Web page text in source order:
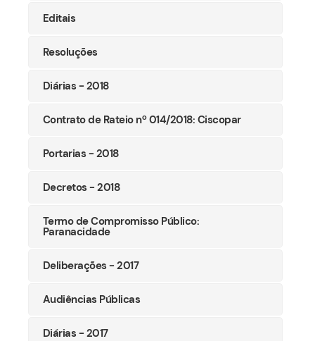
Editais
Resoluções
Diárias - 2018
Contrato de Rateio nº 014/2018: Ciscopar
Portarias - 2018
Decretos - 2018
Termo de Compromisso Público:
Paranacidade
Deliberações - 2017
Audiências Públicas
Diárias - 2017